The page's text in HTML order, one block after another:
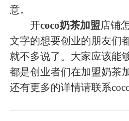
意。
开coco奶茶加盟店铺
文字的想要创业的朋友们
就不多说了。大家应该能
都是创业者们在加盟奶茶
还有更多的详情请联系